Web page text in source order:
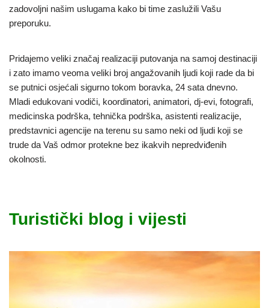
zadovoljni našim uslugama kako bi time zaslužili Vašu
preporuku.
Pridajemo veliki značaj realizaciji putovanja na samoj destinaciji
i zato imamo veoma veliki broj angažovanih ljudi koji rade da bi
se putnici osjećali sigurno tokom boravka, 24 sata dnevno.
Mladi edukovani vodiči, koordinatori, animatori, dj-evi, fotografi,
medicinska podrška, tehnička podrška, asistenti realizacije,
predstavnici agencije na terenu su samo neki od ljudi koji se
trude da Vaš odmor protekne bez ikakvih nepredviđenih
okolnosti.
Turistički blog i vijesti